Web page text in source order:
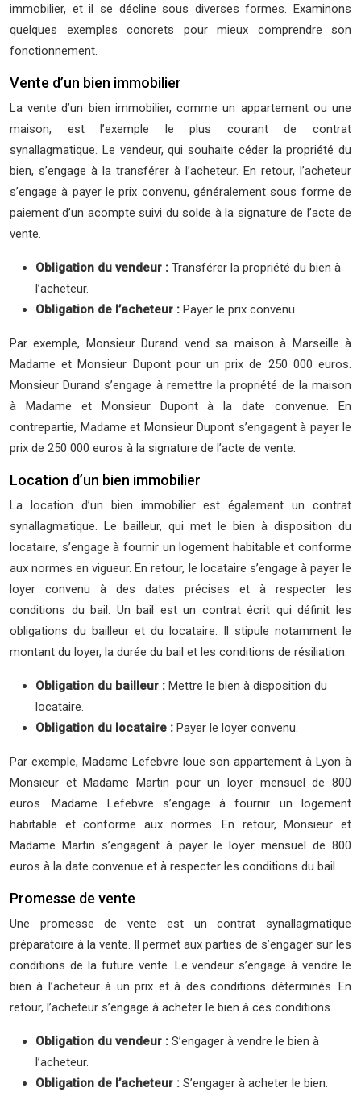
immobilier, et il se décline sous diverses formes. Examinons
quelques exemples concrets pour mieux comprendre son
fonctionnement.
Vente d’un bien immobilier
La vente d’un bien immobilier, comme un appartement ou une
maison, est l’exemple le plus courant de contrat
synallagmatique. Le vendeur, qui souhaite céder la propriété du
bien, s’engage à la transférer à l’acheteur. En retour, l’acheteur
s’engage à payer le prix convenu, généralement sous forme de
paiement d’un acompte suivi du solde à la signature de l’acte de
vente.
Obligation du vendeur : Transférer la propriété du bien à
l’acheteur.
Obligation de l’acheteur : Payer le prix convenu.
Par exemple, Monsieur Durand vend sa maison à Marseille à
Madame et Monsieur Dupont pour un prix de 250 000 euros.
Monsieur Durand s’engage à remettre la propriété de la maison
à Madame et Monsieur Dupont à la date convenue. En
contrepartie, Madame et Monsieur Dupont s’engagent à payer le
prix de 250 000 euros à la signature de l’acte de vente.
Location d’un bien immobilier
La location d’un bien immobilier est également un contrat
synallagmatique. Le bailleur, qui met le bien à disposition du
locataire, s’engage à fournir un logement habitable et conforme
aux normes en vigueur. En retour, le locataire s’engage à payer le
loyer convenu à des dates précises et à respecter les
conditions du bail. Un bail est un contrat écrit qui définit les
obligations du bailleur et du locataire. Il stipule notamment le
montant du loyer, la durée du bail et les conditions de résiliation.
Obligation du bailleur : Mettre le bien à disposition du
locataire.
Obligation du locataire : Payer le loyer convenu.
Par exemple, Madame Lefebvre loue son appartement à Lyon à
Monsieur et Madame Martin pour un loyer mensuel de 800
euros. Madame Lefebvre s’engage à fournir un logement
habitable et conforme aux normes. En retour, Monsieur et
Madame Martin s’engagent à payer le loyer mensuel de 800
euros à la date convenue et à respecter les conditions du bail.
Promesse de vente
Une promesse de vente est un contrat synallagmatique
préparatoire à la vente. Il permet aux parties de s’engager sur les
conditions de la future vente. Le vendeur s’engage à vendre le
bien à l’acheteur à un prix et à des conditions déterminés. En
retour, l’acheteur s’engage à acheter le bien à ces conditions.
Obligation du vendeur : S’engager à vendre le bien à
l’acheteur.
Obligation de l’acheteur : S’engager à acheter le bien.